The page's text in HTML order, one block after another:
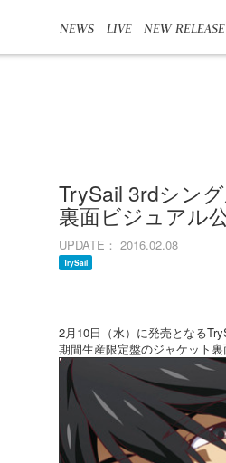
NEWS LIVE NEW RELEASE
TrySail 3rdシン
裏面ビジュアル
UPDATE 2016.02.08
TrySail
2月10日（水）に発売となる
期間生産限定盤のジャケット